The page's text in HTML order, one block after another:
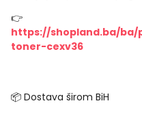
👉
https://shopland.ba/ba/
toner-cexv36
📦 Dostava širom BiH